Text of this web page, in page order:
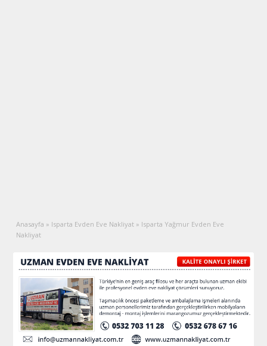
Anasayfa » Isparta Evden Eve Nakliyat » Isparta Yağmur Evden Eve
Nakliyat